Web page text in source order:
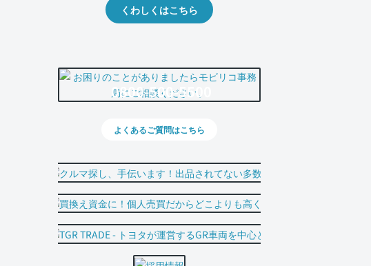
くわしくはこちら
0800-500-5500
よくあるご質問はこちら